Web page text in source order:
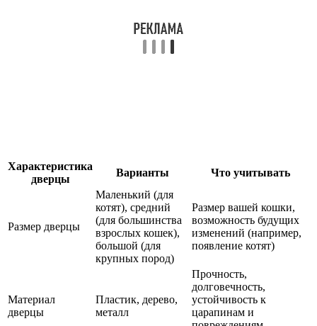
Характеристика
дверцы
Варианты Что учитывать
Размер дверцы
Маленький (для
котят), средний
(для большинства
взрослых кошек),
большой (для
крупных пород)
Размер вашей кошки,
возможность будущих
изменений (например,
появление котят)
Материал
дверцы
Пластик, дерево,
металл
Прочность,
долговечность,
устойчивость к
царапинам и